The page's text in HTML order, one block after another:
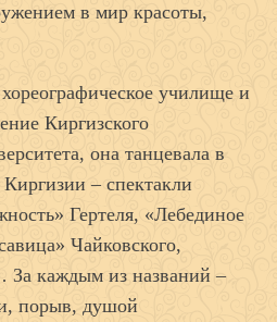
в мир красоты,
училище и
Киргизского
она танцевала в
– спектакли
Гертеля, «Лебединое
Чайковского,
За каждым из названий –
порыв, душой